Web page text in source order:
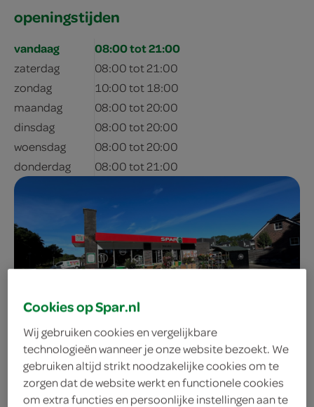
openingstijden
vandaag 08:00 tot 21:00
zaterdag
08:00 tot 21:00
zondag
10:00 tot 18:00
maandag
08:00 tot 20:00
dinsdag
08:00 tot 20:00
woensdag
08:00 tot 20:00
donderdag
08:00 tot 21:00
adres & contactgegevens
0597-434747
sparwinschoten@despar.info
Cookies op Spar.nl
Wij gebruiken cookies en vergelijkbare
technologieën wanneer je onze website bezoekt. We
gebruiken altijd strikt noodzakelijke cookies om te
zorgen dat de website werkt en functionele cookies
om extra functies en persoonlijke instellingen aan te